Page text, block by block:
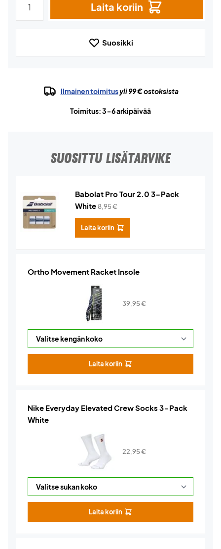
Laita koriin
Suosikki
Ilmainen toimitusyli 99 € ostoksista
Toimitus: 3-6 arkipäivää
SUOSITTU LISÄTARVIKE
Babolat Pro Tour 2.0 3-Pack
White 8,95€
Laita koriin
Ortho Movement Racket Insole
39,95€
Laita koriin
Nike Everyday Elevated Crew Socks 3-Pack
White
22,95€
Laita koriin